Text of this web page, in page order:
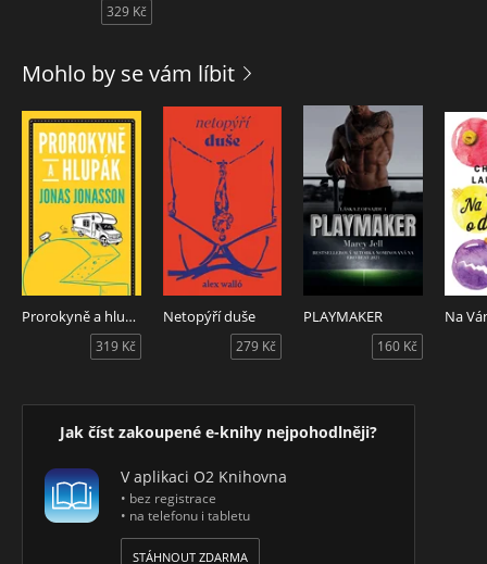
329 Kč
Mohlo by se vám líbit
Prorokyně a hlupák
319 Kč
Netopýří duše
279 Kč
PLAYMAKER
160 Kč
Jak číst zakoupené e-knihy nejpohodlněji?
V aplikaci O2 Knihovna
• bez registrace
• na telefonu i tabletu
STÁHNOUT ZDARMA